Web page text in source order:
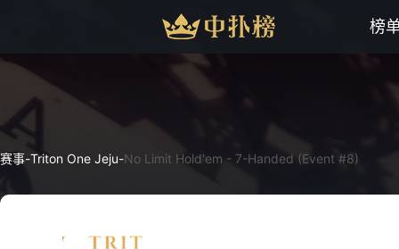
榜
赛事-Triton One Jeju-No Limit Hold'em - 7-Handed (Event #8)